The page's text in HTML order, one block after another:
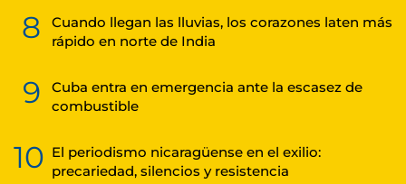
8
Cuando llegan las lluvias, los corazones laten más
rápido en norte de India
9
Cuba entra en emergencia ante la escasez de
combustible
10 El periodismo nicaragüense en el exilio:
precariedad, silencios y resistencia